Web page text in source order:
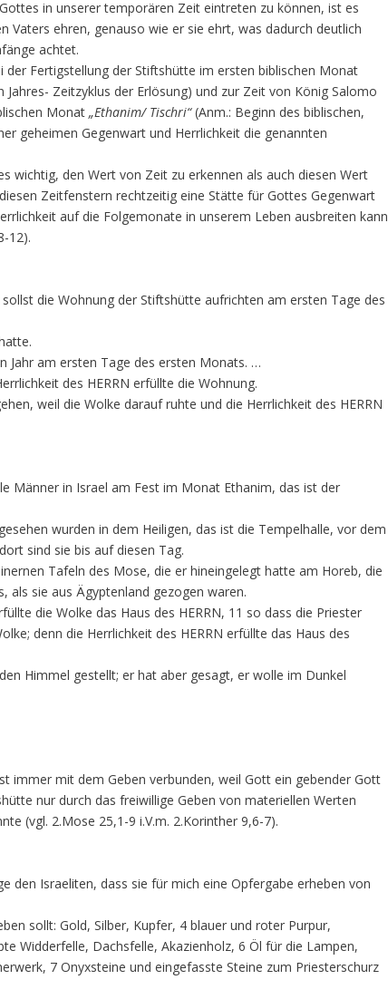
in unserer temporären Zeit eintreten zu können, ist es
Vaters ehren, genauso wie er sie ehrt, was dadurch deutlich
achtet.
Fertigstellung der Stiftshütte im ersten biblischen Monat
Zeitzyklus der Erlösung) und zur Zeit von König Salomo
Monat „Ethanim/ Tischri“(Anm.: Beginn des biblischen,
geheimen Gegenwart und Herrlichkeit die genannten
wichtig, den Wert von Zeit zu erkennen als auch diesen Wert
Zeitfenstern rechtzeitig eine Stätte für Gottes Gegenwart
auf die Folgemonate in unserem Leben ausbreiten kann
12).
die Wohnung der Stiftshütte aufrichten am ersten Tage des
Jahr am ersten Tage des ersten Monats. …
des HERRN erfüllte die Wohnung.
weil die Wolke darauf ruhte und die Herrlichkeit des HERRN
Männer in Israel am Fest im Monat Ethanim, das ist der
wurden in dem Heiligen, das ist die Tempelhalle, vor dem
sind sie bis auf diesen Tag.
Tafeln des Mose, die er hineingelegt hatte am Horeb, die
als sie aus Ägyptenland gezogen waren.
die Wolke das Haus des HERRN, 11 so dass die Priester
denn die Herrlichkeit des HERRN erfüllte das Haus des
Himmel gestellt; er hat aber gesagt, er wolle im Dunkel
immer mit dem Geben verbunden, weil Gott ein gebender Gott
nur durch das freiwillige Geben von materiellen Werten
(vgl. 2.Mose 25,1-9 i.V.m. 2.Korinther 9,6-7).
den Israeliten, dass sie für mich eine Opfergabe erheben von
sollt: Gold, Silber, Kupfer, 4 blauer und roter Purpur,
Widderfelle, Dachsfelle, Akazienholz, 6 Öl für die Lampen,
7 Onyxsteine und eingefasste Steine zum Priesterschurz